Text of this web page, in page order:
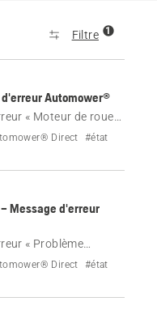
Filtre 1
Automower®
« Moteur de roue
Husqvarna
Direct
#état
Message d'erreur
« Problème
sur votre robot
Direct
#état